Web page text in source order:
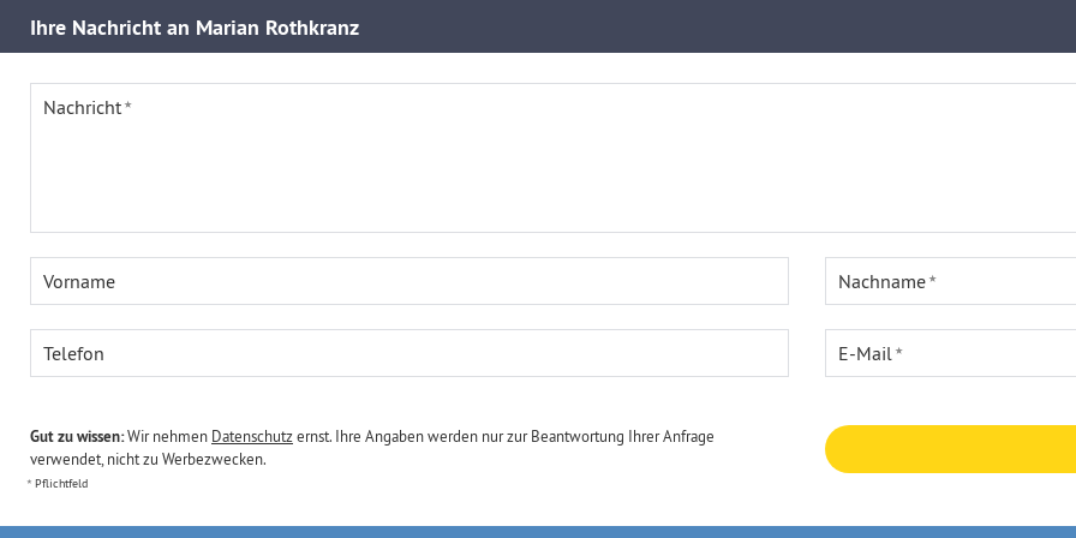
Ihre Nachricht an Marian Rothkranz
Nachricht
Vorname Nachname
Telefon E-Mail
Gut zu wissen:Wir nehmen Datenschutzernst. Ihre Angaben werden nur zur Beantwortung Ihrer Anfrage
verwendet, nicht zu Werbezwecken.
Pflichtfeld